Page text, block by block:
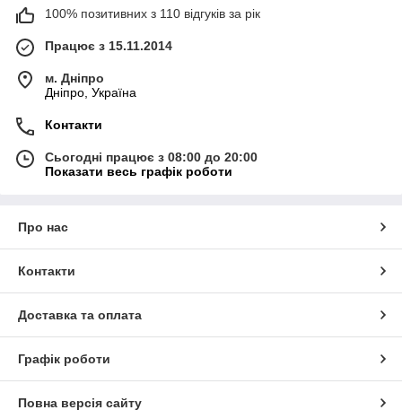
100% позитивних з 110 відгуків за рік
Працює з 15.11.2014
м. Дніпро
Дніпро, Україна
Контакти
Сьогодні працює з 08:00 до 20:00
Показати весь графік роботи
Про нас
Контакти
Доставка та оплата
Графік роботи
Повна версія сайту